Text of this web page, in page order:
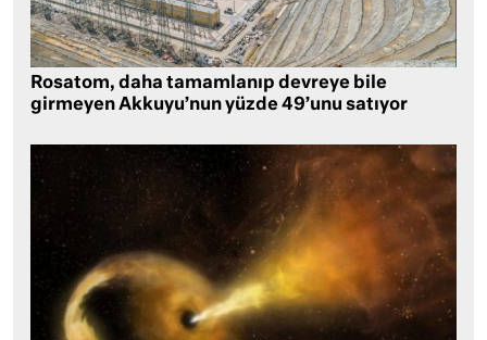
Rosatom, daha tamamlanıp devreye bile
girmeyen Akkuyu’nun yüzde 49’unu satıyor